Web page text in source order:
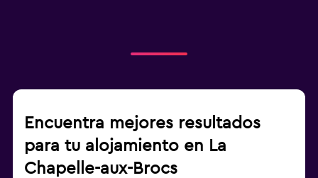
Encuentra mejores resultados
para tu alojamiento en La
Chapelle-aux-Brocs